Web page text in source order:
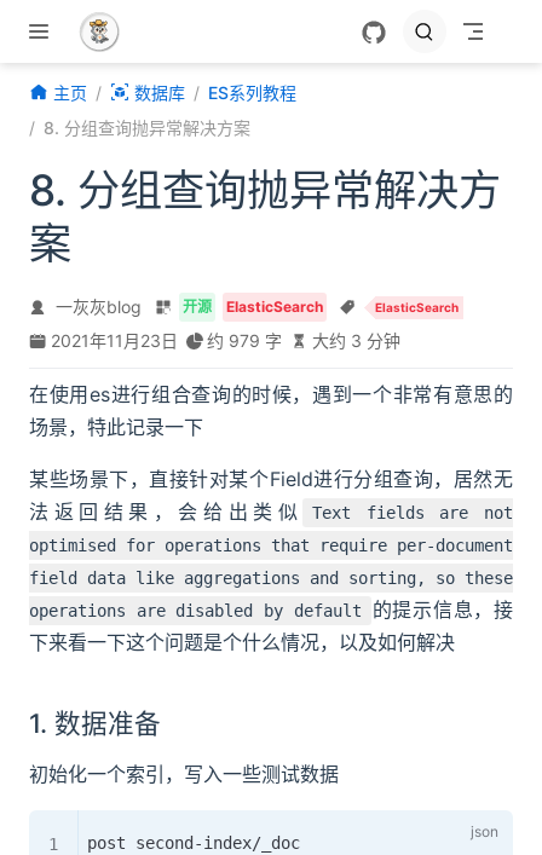
跳至主要內容
主页 数据库
ES系列教程
8. 分组查询抛异常解决方案
8. 分组查询抛异常解决方
案
一灰灰blog 开源 ElasticSearch ElasticSearch
2021年11月23日 约 979 字 大约 3 分钟
在使用es进行组合查询的时候，遇到一个非常有意思的
场景，特此记录一下
某些场景下，直接针对某个Field进行分组查询，居然无
法返回结果，会给出类似
Text fields are not
optimised for operations that require per-document
field data like aggregations and sorting, so these
operations are disabled by default
的提示信息，接
下来看一下这个问题是个什么情况，以及如何解决
1. 数据准备
初始化一个索引，写入一些测试数据